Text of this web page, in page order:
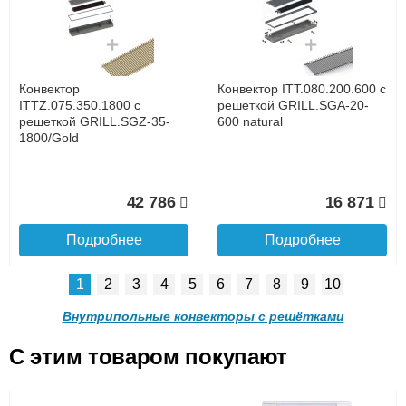
до подъезда
услуга платная
с решеткой GRILL.LGA-20-
1400 natural
28 842
Подробнее
с решеткой GRILL.LGA-20-
1300 natural
27 253
Конвектор ITT.090.200.1200
с решеткой GRILL.LGA-20-
1200 natural
Конвектор ITT.090.200.1100
с решеткой GRILL.LGA-20-
1100 natural
Конвектор
ITTZ.075.350.1800 с
решеткой GRILL.SGZ-35-
1800/Gold
42 786
Подробнее
Конвектор ITT.080.200.600 с
решеткой GRILL.SGA-20-
600 natural
16 871
Подробнее
1 2 3 4 5 6 7 8 9 10
Внутрипольные конвекторы с решётками
C этим товаром покупают